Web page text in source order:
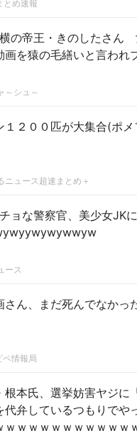
とめ速報
横の帝王・きのしたさん
画を猿の毛繕いと言われ
～シュ～
１２００匹が大集合(ポ
ニュース超速まとめ＋
ョな警察官、美少女JK
ース
さん、まだ死んでなかっ
ペ情報局
根本氏、選挙妨害ヤジに
代弁しているつもりでや
ｗｗｗｗｗｗｗｗｗｗｗ